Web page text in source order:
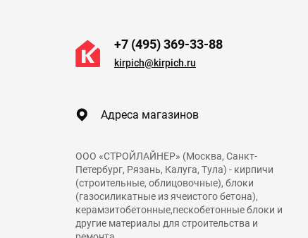
+7 (495) 369-33-88
kirpich@kirpich.ru
Адреса магазинов
ООО «СТРОЙЛАЙНЕР» (Москва, Санкт-
Петербург, Рязань, Калуга, Тула) - кирпичи
(строительные, облицовочные), блоки
(газосиликатные из ячеистого бетона),
керамзитобетонные,пескобетонные блоки и
другие материалы для строительства и